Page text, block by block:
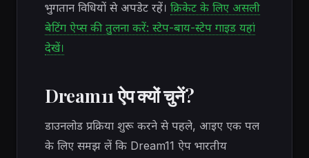
भुगतान विधियों से अपडेट रहें। क्रिकेट के लिए असली
बेटिंग ऐप्स की तुलना करें: स्टेप-बाय-स्टेप गाइड यहां
देखें।
Dream11 ऐप क्यों चुनें?
डाउनलोड प्रक्रिया शुरू करने से पहले, आइए एक पल
के लिए समझ लें कि Dream11 ऐप भारतीय